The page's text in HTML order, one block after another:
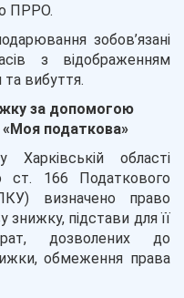
ПРРО.
зобов’язані
з відображенням
та вибуття.
за допомогою
«Моя податкова»
області
ст. 166 Податкового
визначено право
знижку, підстави для її
дозволених до
обмеження права